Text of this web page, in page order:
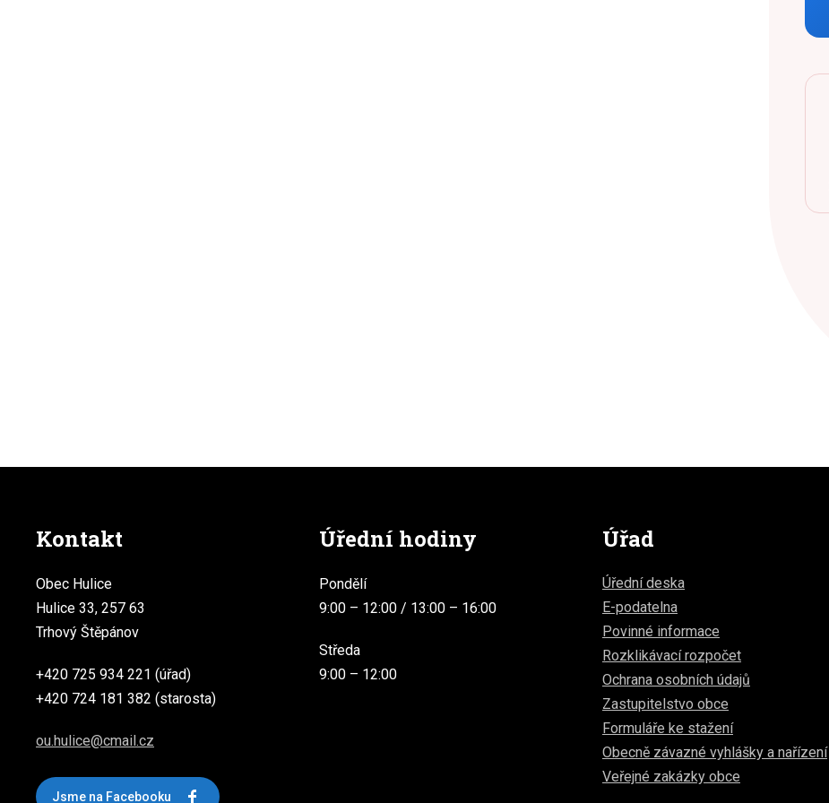
Kontakt
Obec Hulice
Hulice 33, 257 63
Trhový Štěpánov
+420 725 934 221 (úřad)
+420 724 181 382 (starosta)
ou.hulice@cmail.cz
Jsme na Facebooku
Úřední hodiny
Pondělí
9:00 – 12:00 / 13:00 – 16:00
Středa
9:00 – 12:00
Úřad
Úřední deska
E-podatelna
Povinné informace
Rozklikávací rozpočet
Ochrana osobních údajů
Zastupitelstvo obce
Formuláře ke stažení
Obecně závazné vyhlášky a nařízení
Veřejné zakázky obce